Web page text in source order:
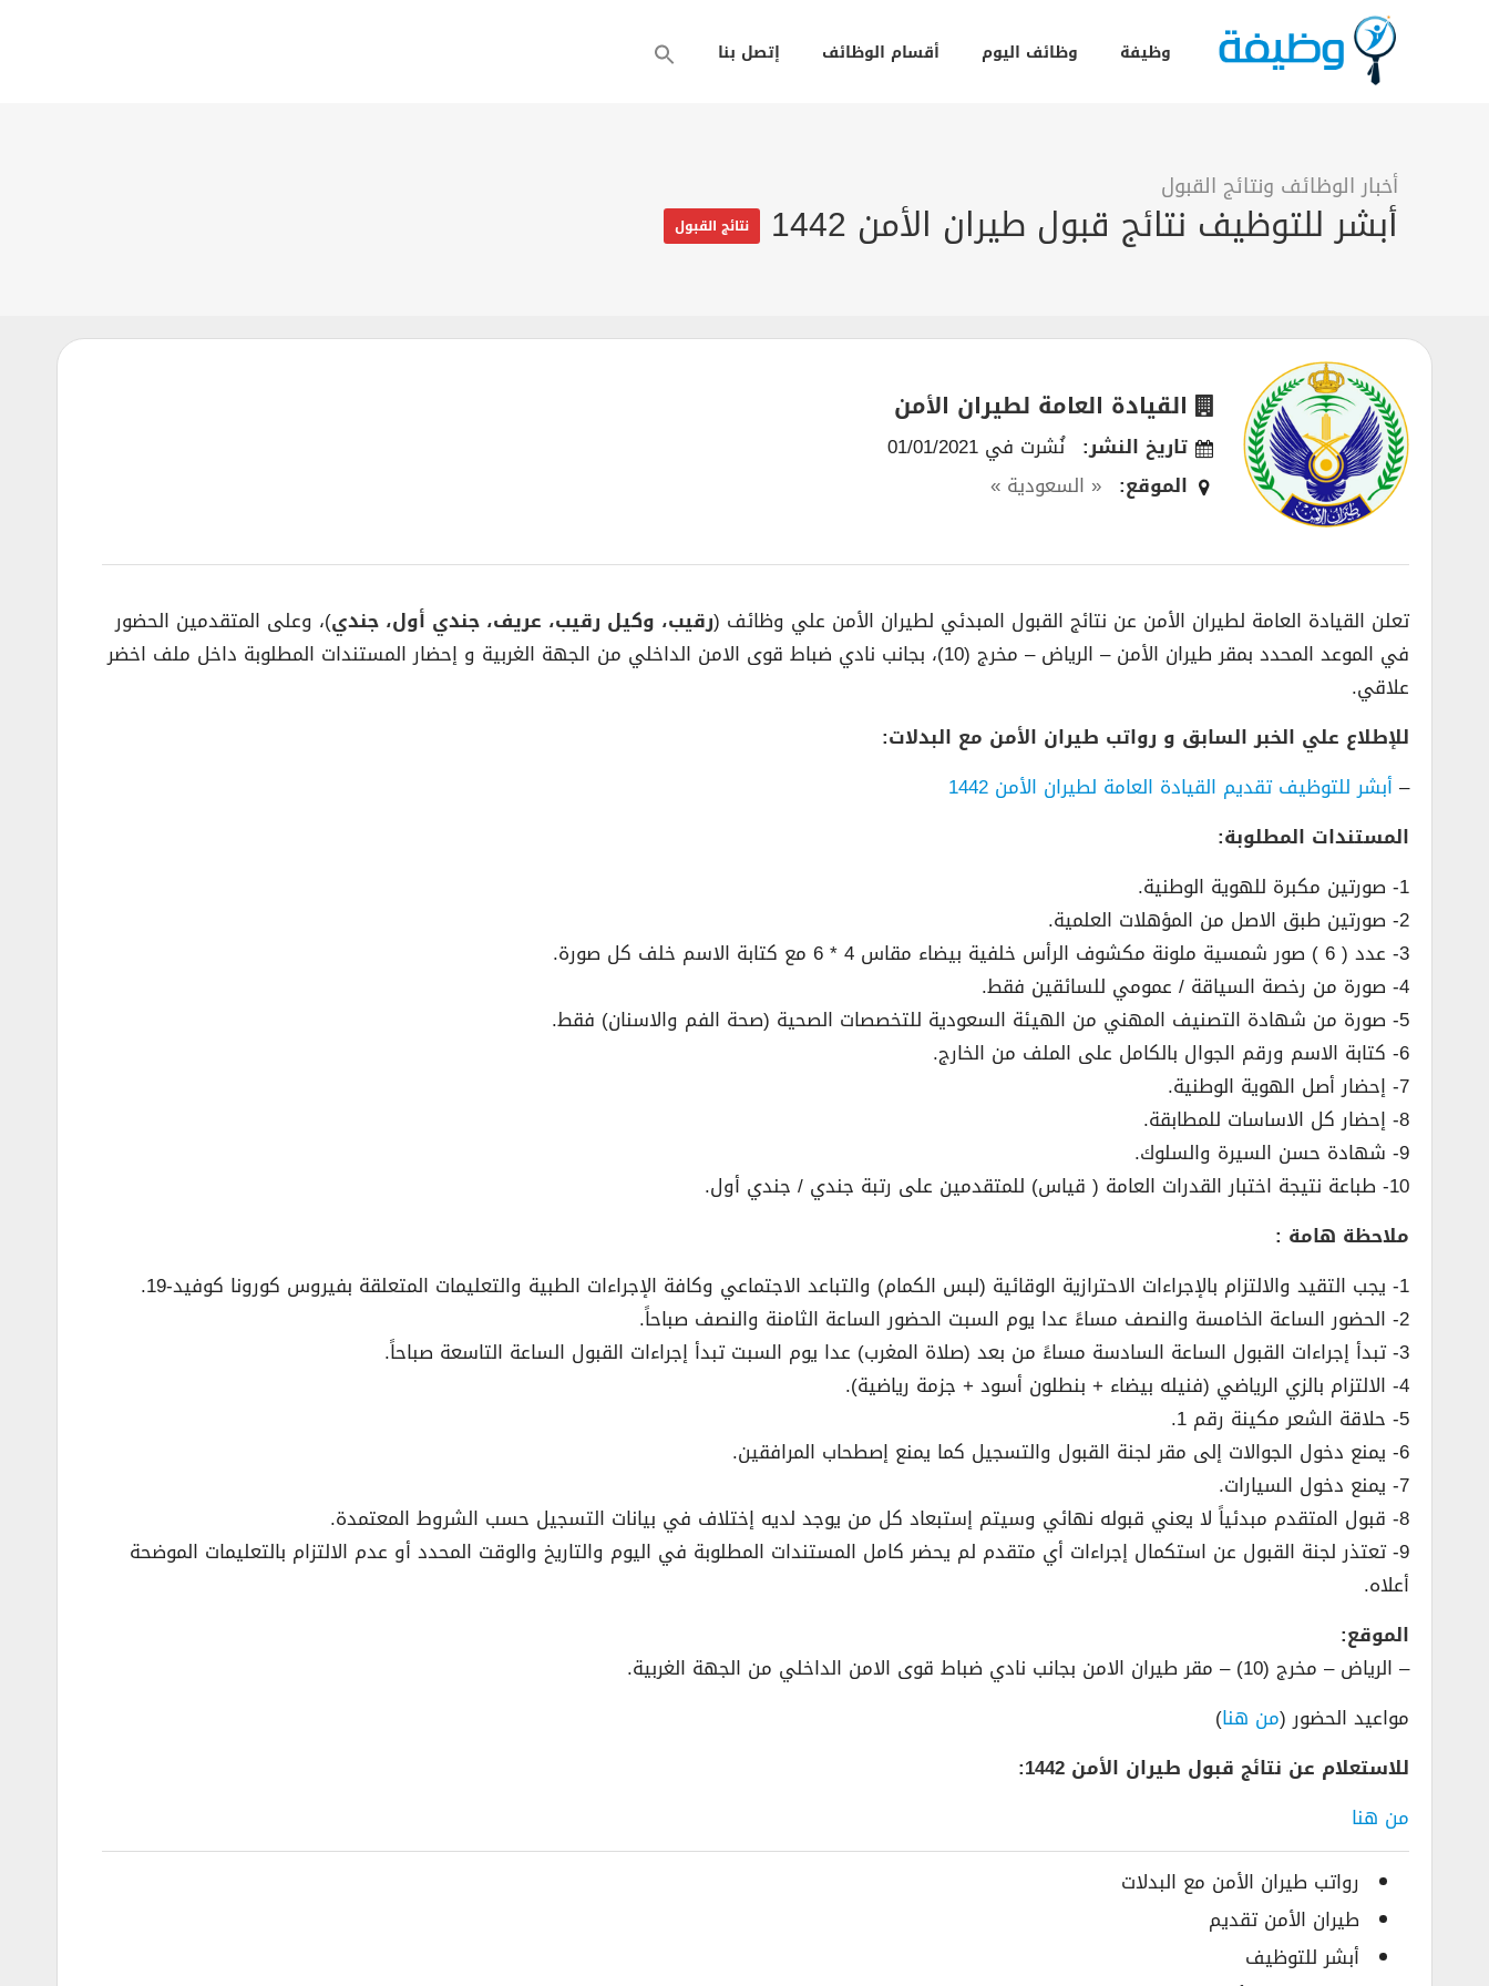
وظيفة وظائف اليوم أقسام الوظائف إتصل بنا
أخبار الوظائف ونتائج القبول
أبشر للتوظيف نتائج قبول طيران الأمن 1442 نتائج القبول
القيادة العامة لطيران الأمن
تاريخ النشر: نُشرت في 01/01/2021
الموقع: « السعودية »
تعلن القيادة العامة لطيران الأمن عن نتائج القبول المبدئي لطيران الأمن علي وظائف (رقيب، وكيل رقيب، عريف، جندي أول، جندي)، وعلى المتقدمين الحضور
في الموعد المحدد بمقر طيران الأمن – الرياض – مخرج (10)، بجانب نادي ضباط قوى الامن الداخلي من الجهة الغربية و إحضار المستندات المطلوبة داخل ملف اخضر
علاقي.
للإطلاع علي الخبر السابق و رواتب طيران الأمن مع البدلات:
– أبشر للتوظيف تقديم القيادة العامة لطيران الأمن 1442
المستندات المطلوبة:
1- صورتين مكبرة للهوية الوطنية.
2- صورتين طبق الاصل من المؤهلات العلمية.
3- عدد ( 6 ) صور شمسية ملونة مكشوف الرأس خلفية بيضاء مقاس 4 * 6 مع كتابة الاسم خلف كل صورة.
4- صورة من رخصة السياقة / عمومي للسائقين فقط.
5- صورة من شهادة التصنيف المهني من الهيئة السعودية للتخصصات الصحية (صحة الفم والاسنان) فقط.
6- كتابة الاسم ورقم الجوال بالكامل على الملف من الخارج.
7- إحضار أصل الهوية الوطنية.
8- إحضار كل الاساسات للمطابقة.
9- شهادة حسن السيرة والسلوك.
10- طباعة نتيجة اختبار القدرات العامة ( قياس) للمتقدمين على رتبة جندي / جندي أول.
ملاحظة هامة :
1- يجب التقيد والالتزام بالإجراءات الاحترازية الوقائية (لبس الكمام) والتباعد الاجتماعي وكافة الإجراءات الطبية والتعليمات المتعلقة بفيروس كورونا كوفيد-19.
2- الحضور الساعة الخامسة والنصف مساءً عدا يوم السبت الحضور الساعة الثامنة والنصف صباحاً.
3- تبدأ إجراءات القبول الساعة السادسة مساءً من بعد (صلاة المغرب) عدا يوم السبت تبدأ إجراءات القبول الساعة التاسعة صباحاً.
4- الالتزام بالزي الرياضي (فنيله بيضاء + بنطلون أسود + جزمة رياضية).
5- حلاقة الشعر مكينة رقم 1.
6- يمنع دخول الجوالات إلى مقر لجنة القبول والتسجيل كما يمنع إصطحاب المرافقين.
7- يمنع دخول السيارات.
8- قبول المتقدم مبدئياً لا يعني قبوله نهائي وسيتم إستبعاد كل من يوجد لديه إختلاف في بيانات التسجيل حسب الشروط المعتمدة.
9- تعتذر لجنة القبول عن استكمال إجراءات أي متقدم لم يحضر كامل المستندات المطلوبة في اليوم والتاريخ والوقت المحدد أو عدم الالتزام بالتعليمات الموضحة
أعلاه.
الموقع:
– الرياض – مخرج (10) – مقر طيران الامن بجانب نادي ضباط قوى الامن الداخلي من الجهة الغربية.
مواعيد الحضور (من هنا)
للاستعلام عن نتائج قبول طيران الأمن 1442:
من هنا
رواتب طيران الأمن مع البدلات
طيران الأمن تقديم
أبشر للتوظيف